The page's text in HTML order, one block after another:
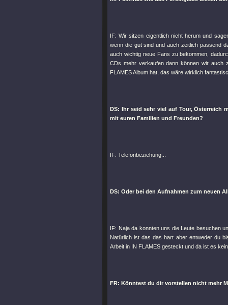
IF: Wir sitzen eigentlich nicht herum und
wenn die gut sind und auch zeitlich passend
auch wichtig neue Fans zu bekommen,
CDs mehr verkaufen dann können wir auch
FLAMES Album hat, das wäre wirklich
DS: Ihr seid sehr viel auf Tour, Österreich
mit euren Familien und Freunden?
IF: Telefonbeziehung...
DS: Oder bei den Aufnahmen zum neuen
IF: Naja da konnten uns die Leute besuchen
Natürlich ist das das hart aber entweder du
Arbeit in IN FLAMES gesteckt und da ist es
FR: Könntest du dir vorstellen nicht mehr